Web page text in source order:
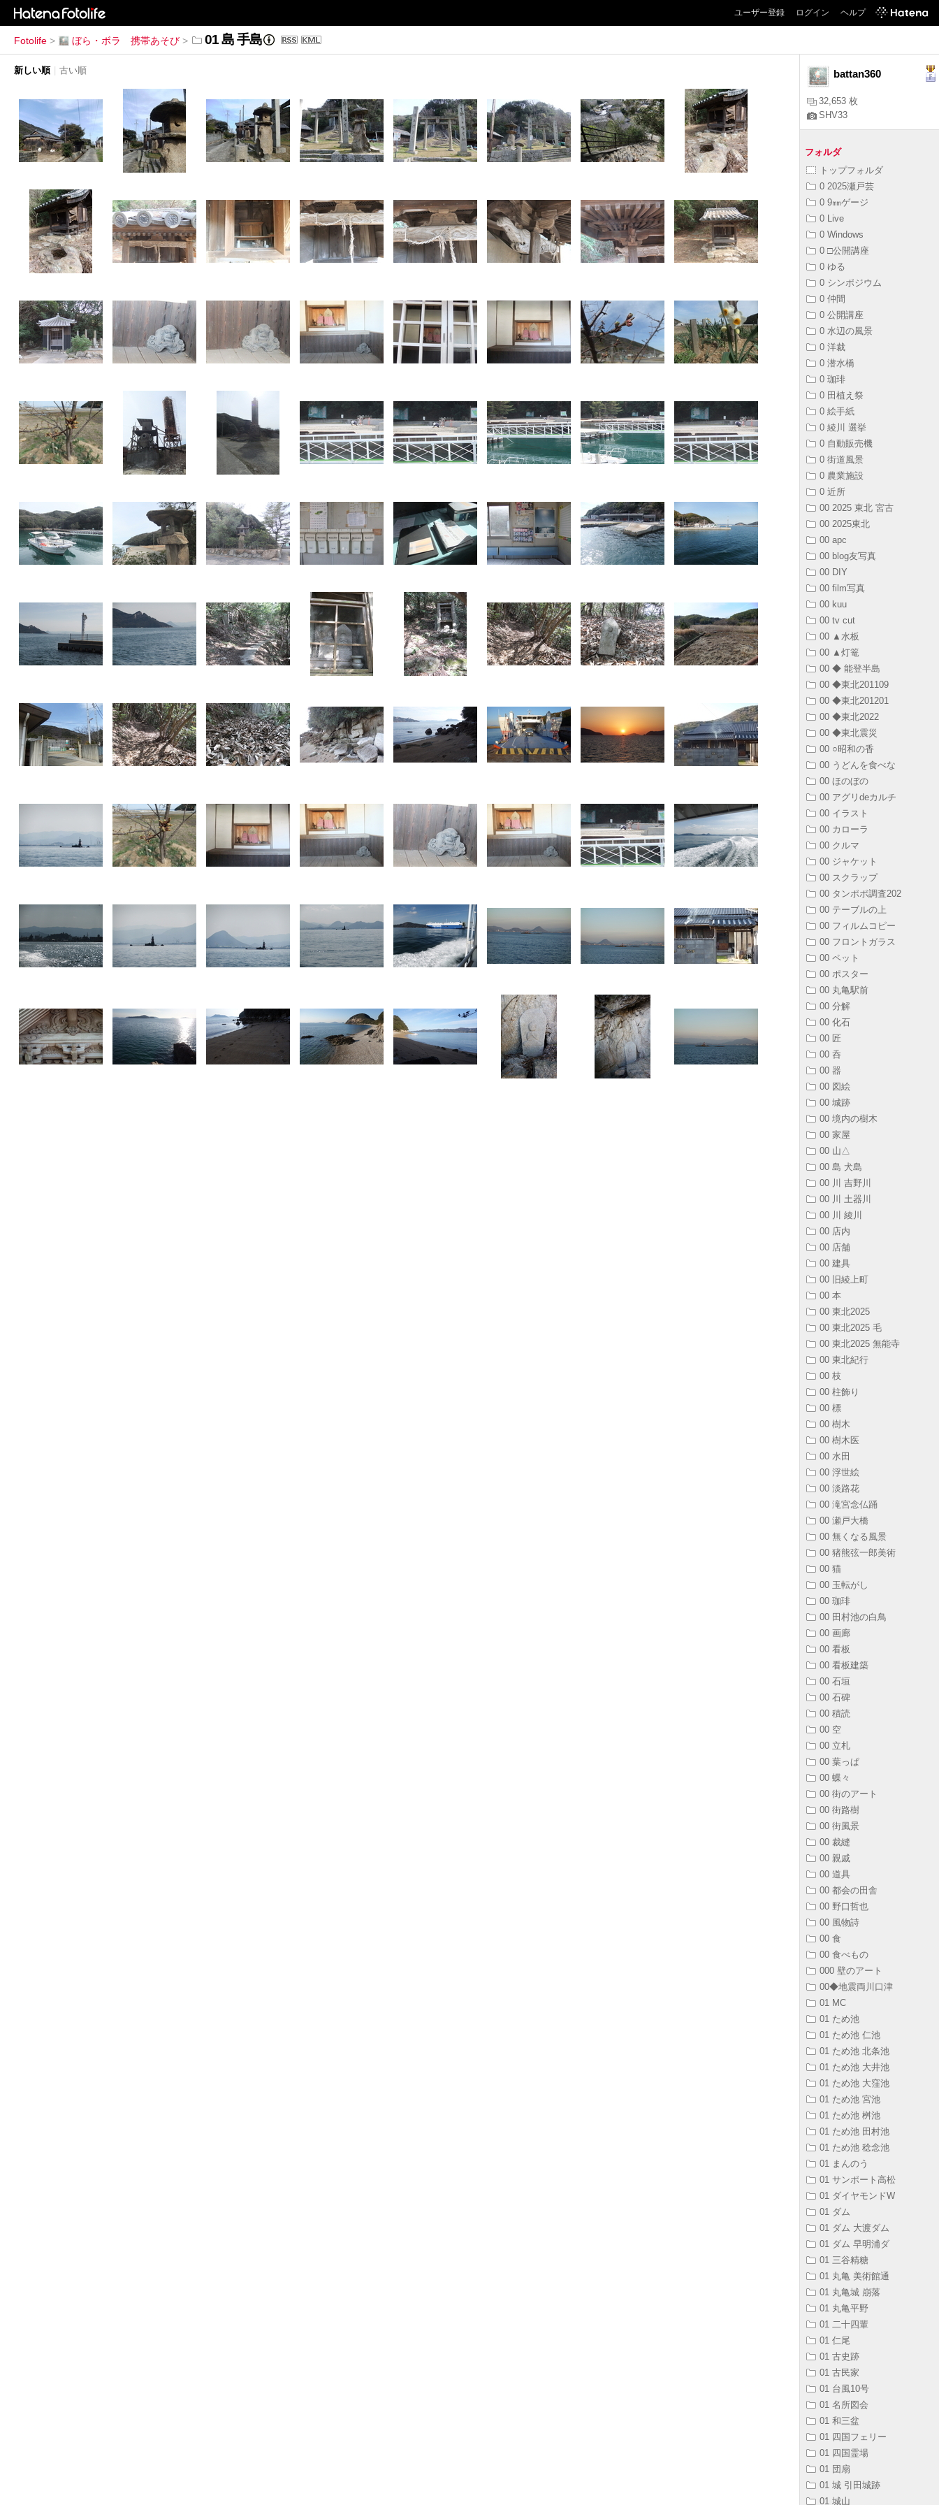
ユーザー登録 ログイン ヘルプ
Fotolife > ぼら・ボラ 携帯あそび > 01 島 手島
新しい順 古い順 battan360
32,653 枚
SHV33
フォルダ
トップフォルダ
0 2025瀬戸芸
0 9㎜ゲージ
0 Live
0 Windows
0 □公開講座
0 ゆる
0 シンポジウム
0 仲間
0 公開講座
0 水辺の風景
0 洋裁
0 潜水橋
0 珈琲
0 田植え祭
0 絵手紙
0 綾川 選挙
0 自動販売機
0 街道風景
0 農業施設
0 近所
00 2025 東北 宮古
00 2025東北
00 apc
00 blog友写真
00 DIY
00 film写真
00 kuu
00 tv cut
00 ▲水板
00 ▲灯篭
00 ◆ 能登半島
00 ◆東北201109
00 ◆東北201201
00 ◆東北2022
00 ◆東北震災
00 ○昭和の香
00 うどんを食べな
00 ほのぼの
00 アグリdeカルチ
00 イラスト
00 カローラ
00 クルマ
00 ジャケット
00 スクラップ
00 タンポポ調査202
00 テーブルの上
00 フィルムコピー
00 フロントガラス
00 ペット
00 ポスター
00 丸亀駅前
00 分解
00 化石
00 匠
00 呑
00 器
00 図絵
00 城跡
00 境内の樹木
00 家屋
00 山△
00 島 犬島
00 川 吉野川
00 川 土器川
00 川 綾川
00 店内
00 店舗
00 建具
00 旧綾上町
00 本
00 東北2025
00 東北2025 毛
00 東北2025 無能寺
00 東北紀行
00 枝
00 柱飾り
00 標
00 樹木
00 樹木医
00 水田
00 浮世絵
00 淡路花
00 滝宮念仏踊
00 瀬戸大橋
00 無くなる風景
00 猪熊弦一郎美術
00 猫
00 玉転がし
00 珈琲
00 田村池の白鳥
00 画廊
00 看板
00 看板建築
00 石垣
00 石碑
00 積読
00 空
00 立札
00 葉っぱ
00 蝶々
00 街のアート
00 街路樹
00 街風景
00 裁縫
00 親戚
00 道具
00 都会の田舎
00 野口哲也
00 風物詩
00 食
00 食べもの
000 壁のアート
00◆地震両川口津
01 MC
01 ため池
01 ため池 仁池
01 ため池 北条池
01 ため池 大井池
01 ため池 大窪池
01 ため池 宮池
01 ため池 桝池
01 ため池 田村池
01 ため池 稔念池
01 まんのう
01 サンポート高松
01 ダイヤモンドW
01 ダム
01 ダム 大渡ダム
01 ダム 早明浦ダ
01 三谷精糖
01 丸亀 美術館通
01 丸亀城 崩落
01 丸亀平野
01 二十四輩
01 仁尾
01 古史跡
01 古民家
01 台風10号
01 名所図会
01 和三盆
01 四国フェリー
01 四国霊場
01 団扇
01 城 引田城跡
01 城山